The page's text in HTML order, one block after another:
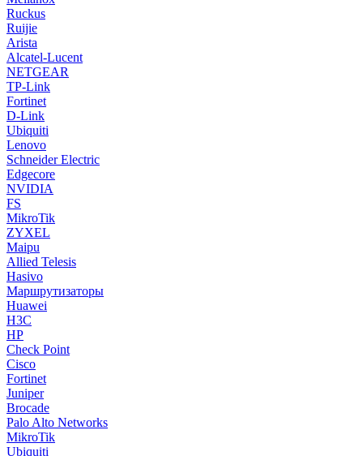
Ruckus
Ruijie
Arista
Alcatel-Lucent
NETGEAR
TP-Link
Fortinet
D-Link
Ubiquiti
Lenovo
Schneider Electric
Edgecore
NVIDIA
FS
MikroTik
ZYXEL
Maipu
Allied Telesis
Hasivo
Маршрутизаторы
Huawei
H3C
HP
Check Point
Cisco
Fortinet
Juniper
Brocade
Palo Alto Networks
MikroTik
Ubiquiti